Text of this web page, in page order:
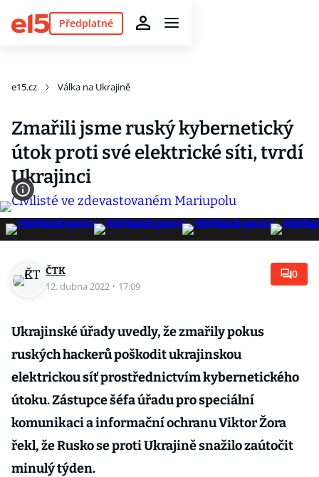
Předplatné
e15.cz Válka na Ukrajině
Zmařili jsme ruský kybernetický
útok proti své elektrické síti, tvrdí
Ukrajinci
ČTK
12. dubna 2022 · 17:09
0
Ukrajinské úřady uvedly, že zmařily pokus
ruských hackerů poškodit ukrajinskou
elektrickou síť prostřednictvím kybernetického
útoku. Zástupce šéfa úřadu pro speciální
komunikaci a informační ochranu Viktor Žora
řekl, že Rusko se proti Ukrajině snažilo zaútočit
minulý týden.